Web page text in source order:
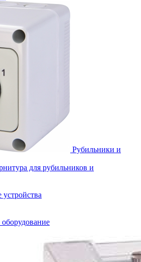
Рубильники и
для рубильников и